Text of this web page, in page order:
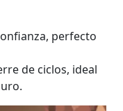
perfecto
de ciclos, ideal